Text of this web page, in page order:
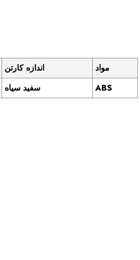
اندازه کارتن
مواد
سفید سیاه ABS